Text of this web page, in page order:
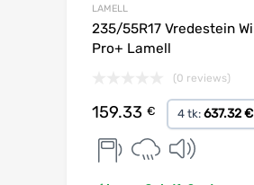
LAMELL
235/55R17 Vredestein
Pro+ Lamell
(0 reviews)
159.33 € 4 tk: 637.32 €